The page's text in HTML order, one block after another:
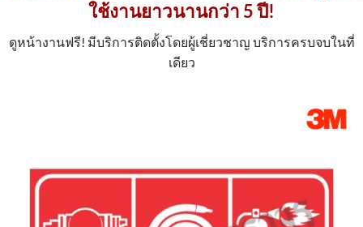
ใช้งานยาวนานกว่า 5 ปี!
ดูหน้างานฟรี! มีบริการติดตั้งโดยผู้เชี่ยวชาญ บริการครบจบในที่
เดียว